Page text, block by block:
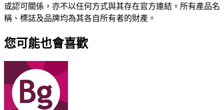
或認可關係，亦不以任何方式與其存在官方連結。所有產品名
稱、標誌及品牌均為其各自所有者的財產。
您可能也會喜歡